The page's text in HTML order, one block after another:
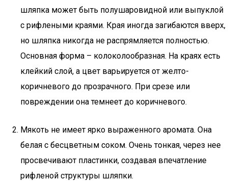
шляпка может быть полушаровидной или выпуклой
с рифлеными краями. Края иногда загибаются вверх,
но шляпка никогда не распрямляется полностью.
Основная форма – колоколообразная. На краях есть
клейкий слой, а цвет варьируется от желто-
коричневого до прозрачного. При срезе или
повреждении она темнеет до коричневого.
Мякоть не имеет ярко выраженного аромата. Она
белая с бесцветным соком. Очень тонкая, через нее
просвечивают пластинки, создавая впечатление
рифленой структуры шляпки.